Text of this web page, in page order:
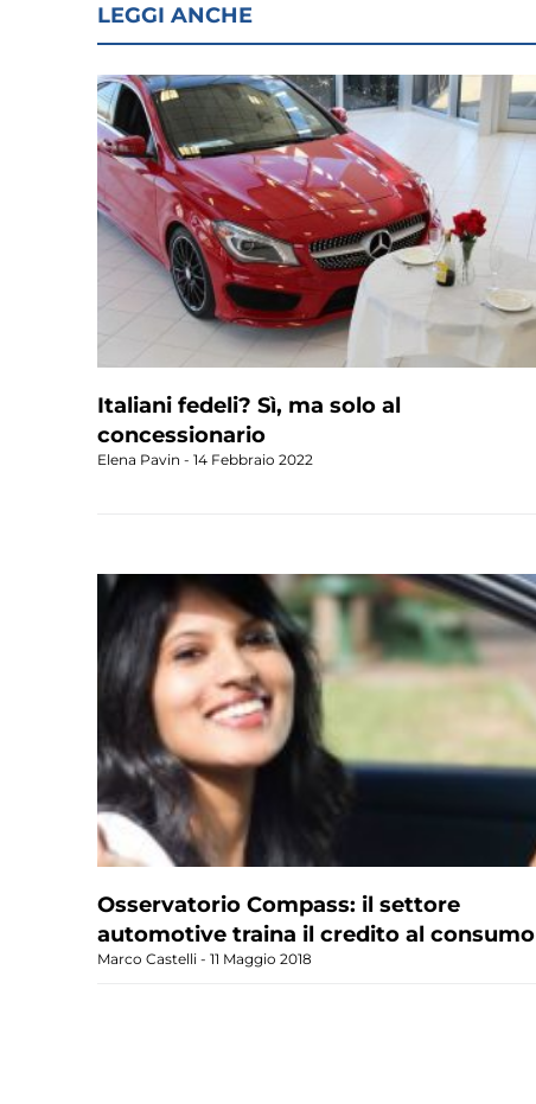
LEGGI ANCHE
Italiani fedeli? Sì, ma solo al
concessionario
Elena Pavin 14 Febbraio 2022
Osservatorio Compass: il settore
automotive traina il credito al consumo
Marco Castelli 11 Maggio 2018